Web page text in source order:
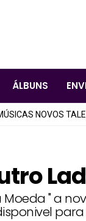
ÁLBUNS
NOVOS
Moeda " a